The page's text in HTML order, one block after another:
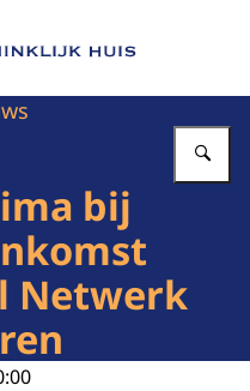
Het Koninklijk Huis
bij
Netwerk